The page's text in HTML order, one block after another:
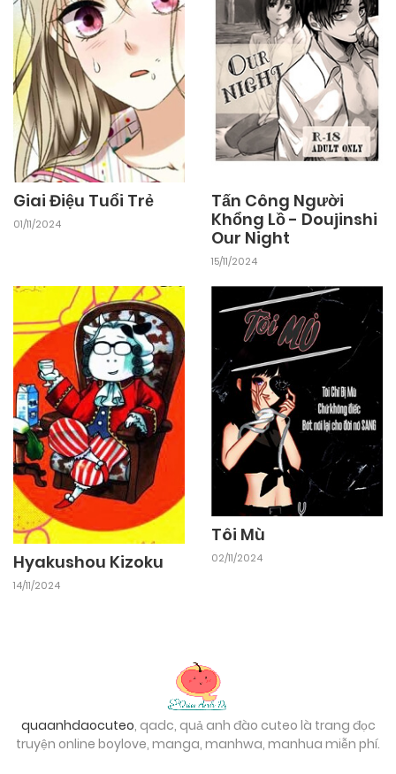
Giai Điệu Tuổi Trẻ
01/11/2024
Tấn Công Người
Khổng Lồ - Doujinshi
Our Night
15/11/2024
Hyakushou Kizoku
14/11/2024
Tôi Mù
02/11/2024
quaanhdaocuteo, qadc, quả anh đào cuteo là trang đọc
truyện online boylove, manga, manhwa, manhua miễn phí.